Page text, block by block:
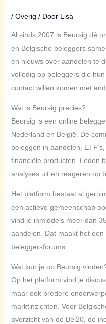
/ Overig / Door Lisa
Al sinds 2007 is Beursig dé
en Belgische beleggers
en nieuws over aandelen te
volledig op beleggers die
contact willen komen met
Wat is Beursig precies?
Beursig is een online
Nederland en België. De
beleggen in aandelen,
financiële producten. Leden
analyses uit en reageren op
Het platform bestaat al
een actieve gemeenschap
vind je inmiddels meer dan
aandelen. Dat maakt het
beleggersforums.
Wat kun je op Beursig
Op het platform vind je
maar ook bredere
marktinzichten. Voor
overzicht van de Bel20, de